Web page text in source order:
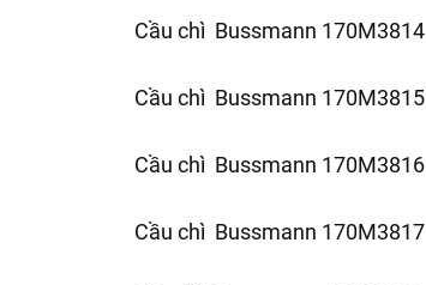
Cầu chì Bussmann 170M3814
Cầu chì Bussmann 170M3815
Cầu chì Bussmann 170M3816
Cầu chì Bussmann 170M3817